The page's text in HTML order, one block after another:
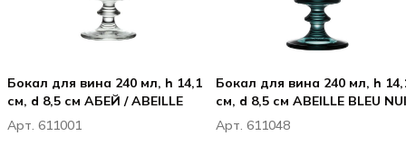
Бокал для вина 240 мл, h 14,1
см, d 8,5 см АБЕЙ / ABEILLE
Арт. 611001
Бокал для вина 240 мл, h 14,1
см, d 8,5 см ABEILLE BLEU
Арт. 611048